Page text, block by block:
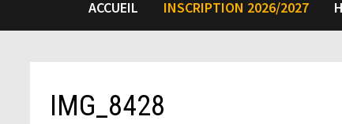
ACCUEIL INSCRIPTION 2026/2027
IMG_8428